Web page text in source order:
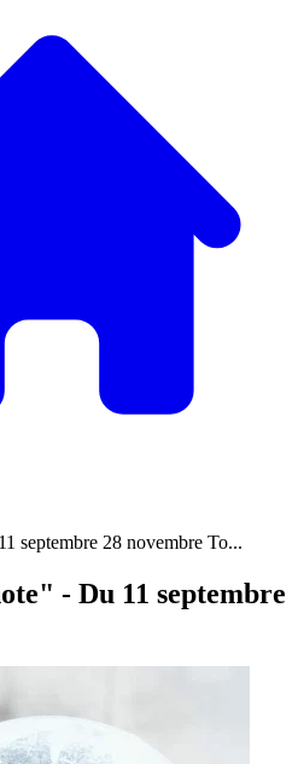
septembre 28 novembre To...
- Du 11 septembre